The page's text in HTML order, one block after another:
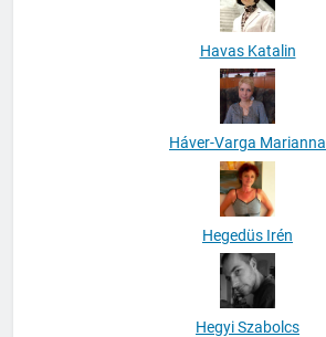
Havas Katalin
Háver-Varga Marianna
Hegedüs Irén
Hegyi Szabolcs